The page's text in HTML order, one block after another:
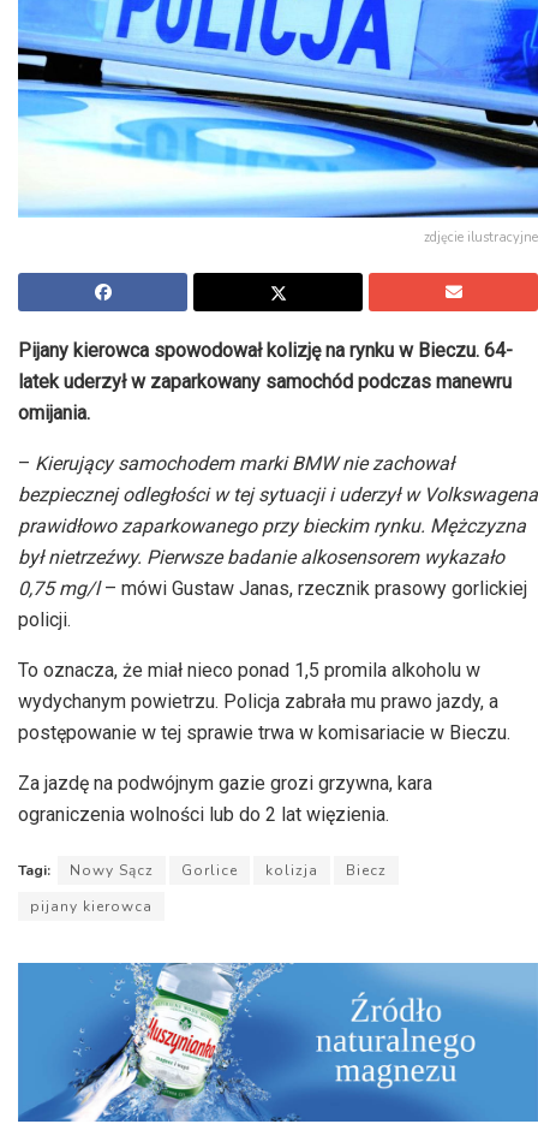
zdjęcie ilustracyjne
Pijany kierowca spowodował kolizję na rynku w Bieczu. 64-
latek uderzył w zaparkowany samochód podczas manewru
omijania.
– Kierujący samochodem marki BMW nie zachował
bezpiecznej odległości w tej sytuacji i uderzył w Volkswagena
prawidłowo zaparkowanego przy bieckim rynku. Mężczyzna
był nietrzeźwy. Pierwsze badanie alkosensorem wykazało
0,75 mg/l– mówi Gustaw Janas, rzecznik prasowy gorlickiej
policji.
To oznacza, że miał nieco ponad 1,5 promila alkoholu w
wydychanym powietrzu. Policja zabrała mu prawo jazdy, a
postępowanie w tej sprawie trwa w komisariacie w Bieczu.
Za jazdę na podwójnym gazie grozi grzywna, kara
ograniczenia wolności lub do 2 lat więzienia.
Tagi: Nowy Sącz Gorlice kolizja
Biecz
pijany kierowca